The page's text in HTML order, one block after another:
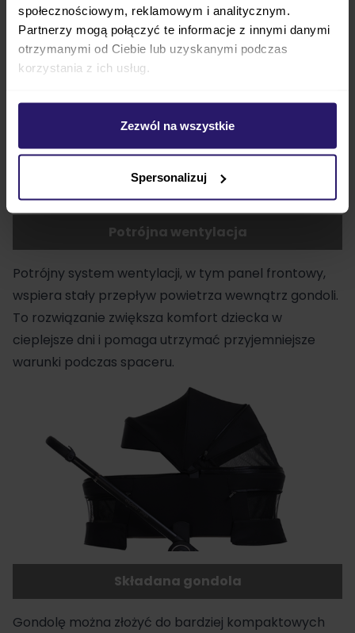
społecznościowym, reklamowym i analitycznym.
Partnerzy mogą połączyć te informacje z innymi danymi
otrzymanymi od Ciebie lub uzyskanymi podczas
korzystania z ich usług.
Zezwól na wszystkie
Spersonalizuj
chodniku, kostce lub parkowej alejce.
Potrójna wentylacja
Potrójny system wentylacji, w tym panel frontowy,
wspiera stały przepływ powietrza wewnątrz gondoli.
To rozwiązanie zwiększa komfort dziecka w
cieplejsze dni i pomaga utrzymać przyjemniejsze
warunki podczas spaceru.
Składana gondola
Gondolę można złożyć do bardziej kompaktowych